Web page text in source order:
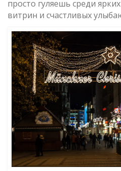
просто гуляешь среди
витрин и счастливых